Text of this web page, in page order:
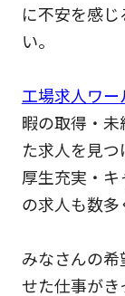
に不安を感
い。
工場求人ワー
暇の取得・
た求人を見
厚生充実・
の求人も数多
みなさんの
せた仕事がき